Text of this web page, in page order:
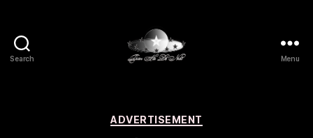
Search
Nhat
Menu
Categories
ADVERTISEMENT